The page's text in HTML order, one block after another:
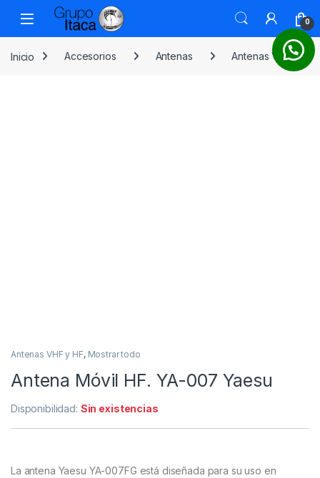
0
Inicio Accesorios Antenas Antenas VHF y HF
Antenas VHF y HF, Mostrar todo
Antena Móvil HF. YA-007 Yaesu
Disponibilidad: Sin existencias
La antena Yaesu YA-007FG está diseñada para su uso en